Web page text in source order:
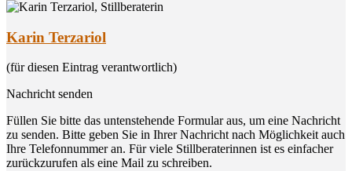
Karin Terzariol
(für diesen Eintrag verantwortlich)
Nachricht senden
Füllen Sie bitte das untenstehende Formular aus, um eine Nachricht
zu senden. Bitte geben Sie in Ihrer Nachricht nach Möglichkeit auch
Ihre Telefonnummer an. Für viele Stillberaterinnen ist es einfacher
zurückzurufen als eine Mail zu schreiben.